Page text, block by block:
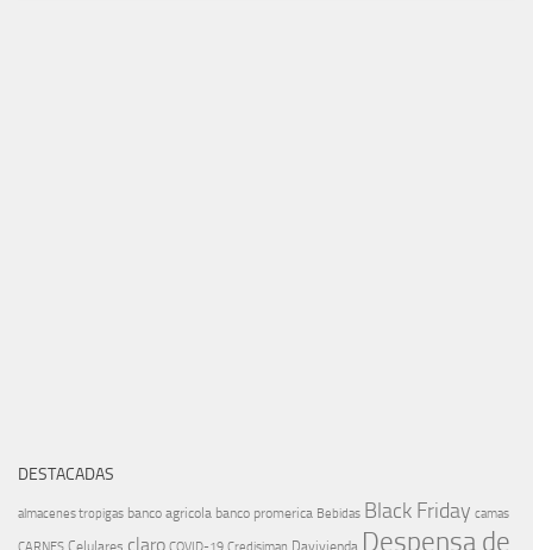
DESTACADAS
almacenes tropigas banco agricola banco promerica Bebidas Black Friday camas
Celulares claro Davivienda Despensa de